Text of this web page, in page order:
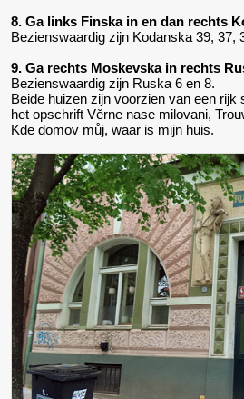
8. Ga links Finska in en dan rechts
Bezienswaardig zijn Kodanska 39, 37,
9. Ga rechts Moskevska in rechts
Bezienswaardig zijn Ruska 6 en 8.
Beide huizen zijn voorzien van een rijk
het opschrift Věrne nase milovani,
Kde domov můj, waar is mijn huis.